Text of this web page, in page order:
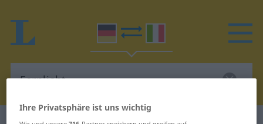
Ihre Privatsphäre ist uns wichtig